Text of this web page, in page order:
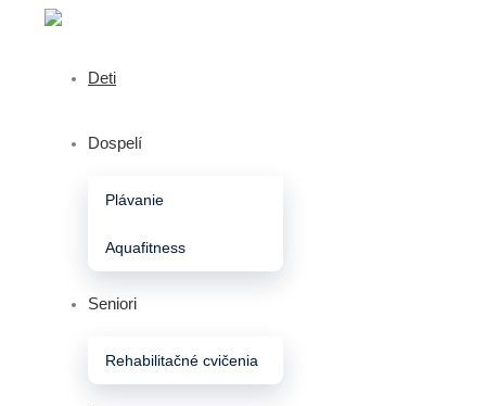
Deti
Dospelí
Plávanie
Aquafitness
Seniori
Rehabilitačné cvičenia